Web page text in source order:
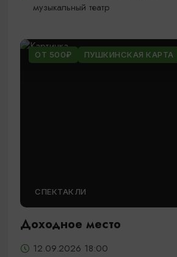
музыкальный театр
ОТ 500₽ ПУШКИНСКАЯ КАРТА
СПЕКТАКЛИ
Доходное место
12.09.2026 18:00